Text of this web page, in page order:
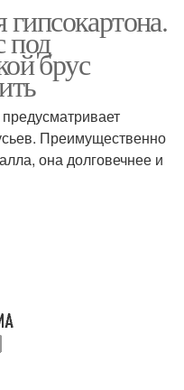
гипсокартона.
под
брус
Преимущественно
она долговечнее и